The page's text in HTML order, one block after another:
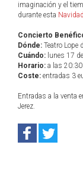
imaginación y el
durante esta
Concierto
Dónde: Teatro Lope
Cuándo: lunes 17
Horario: a las
Coste: entradas 3
Entradas a la venta
Jerez.